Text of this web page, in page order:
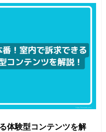
体験型コンテンツを解